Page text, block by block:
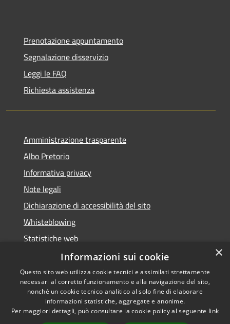
Prenotazione appuntamento
Segnalazione disservizio
Leggi le FAQ
Richiesta assistenza
Amministrazione trasparente
Albo Pretorio
Informativa privacy
Note legali
Dichiarazione di accessibilità del sito
Whisteblowing
Statistiche web
Segnalazioni di non conformità
RSS
Accessibility
Copyright © 2026 • Town of •
Municipium
×
Informazioni sui cookie
Questo sito web utilizza cookie tecnici e assimilati strettamente
necessari al corretto funzionamento e alla navigazione del sito,
nonché un cookie tecnico analitico al solo fine di elaborare
informazioni statistiche, aggregate e anonime.
Per maggiori dettagli, può consultare la cookie policy al seguente link